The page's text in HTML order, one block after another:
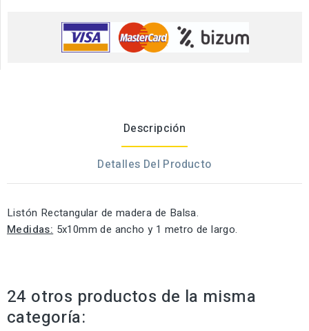
Descripción
Detalles Del Producto
Listón Rectangular de madera de Balsa.
Medidas: 5x10mm de ancho y 1 metro de largo.
24 otros productos de la misma
categoría: